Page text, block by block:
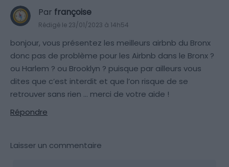
Par françoise
Rédigé le 23/01/2023 à 14h54
bonjour, vous présentez les meilleurs airbnb du Bronx
donc pas de problème pour les Airbnb dans le Bronx ?
ou Harlem ? ou Brooklyn ? puisque par ailleurs vous
dites que c’est interdit et que l’on risque de se
retrouver sans rien … merci de votre aide !
Répondre
Laisser un commentaire